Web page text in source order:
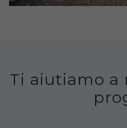
Ti aiutiamo a